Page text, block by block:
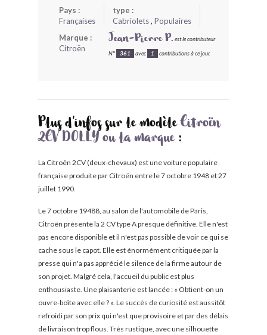
Pays :
Françaises
type :
Cabriolets, Populaires
Marque :
Citroën
Jean-Pierre P. est le contributeur
N° 361 avec 1 contributions à ce jour.
Plus d'infos sur le modèleCitroën
2CV DOLLY ou la marque:
La Citroën 2CV (deux-chevaux) est une voiture populaire
française produite par Citroën entre le 7 octobre 1948 et 27
juillet 1990.
Le 7 octobre 19488, au salon de l'automobile de Paris,
Citroën présente la 2 CV type A presque définitive. Elle n'est
pas encore disponible et il n'est pas possible de voir ce qui se
cache sous le capot. Elle est énormément critiquée par la
presse qui n'a pas apprécié le silence de la firme autour de
son projet. Malgré cela, l'accueil du public est plus
enthousiaste. Une plaisanterie est lancée : « Obtient-on un
ouvre-boîte avec elle ? ». Le succès de curiosité est aussitôt
refroidi par son prix qui n'est que provisoire et par des délais
de livraison trop flous. Très rustique, avec une silhouette